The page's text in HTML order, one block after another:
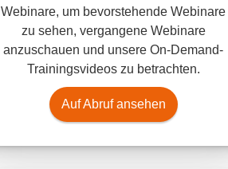
Webinare, um bevorstehende Webinare
zu sehen, vergangene Webinare
anzuschauen und unsere On-Demand-
Trainingsvideos zu betrachten.
Auf Abruf ansehen